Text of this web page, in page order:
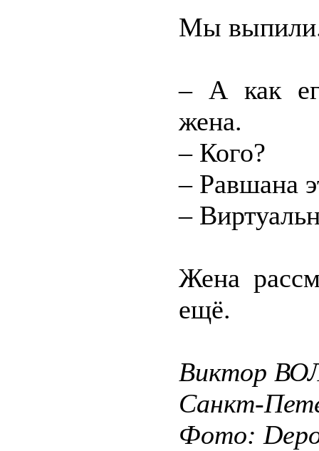
Мы
– А как
жена.
– Кого?
– Равшана
–
Жена
ещё.
Виктор
Санкт-
Фото: